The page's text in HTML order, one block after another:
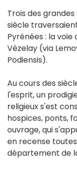
Trois des
siècle
Pyrénées : la voie
Vézelay (via
Podiensis).
Au cours des
l'esprit, un
religieux s'est
hospices, ponts,
ouvrage, qui
en recense
département de